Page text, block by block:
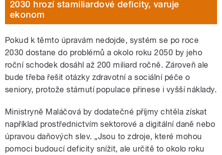
2030 hrozí stamiliardové deficity, varuje
ekonom
Pokud k těmto úpravám nedojde, systém se po roce
2030 dostane do problémů a okolo roku 2050 by jeho
roční schodek dosáhl až 200 miliard ročně. Zároveň ale
bude třeba řešit otázky zdravotní a sociální péče o
seniory, protože stárnutí populace přinese i vyšší náklady.
Ministryně Maláčová by dodatečné příjmy chtěla získat
například prostřednictvím sektorové a digitální daně nebo
úpravou daňových slev. „Jsou to zdroje, které mohou
pomoci budoucí deficity snížit, ale určitě to okolo roku